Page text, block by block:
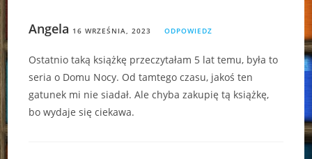
Angela 16 WRZEŚNIA, 2023 ODPOWIEDZ
Ostatnio taką książkę przeczytałam 5 lat temu, była to
seria o Domu Nocy. Od tamtego czasu, jakoś ten
gatunek mi nie siadał. Ale chyba zakupię tą książkę,
bo wydaje się ciekawa.